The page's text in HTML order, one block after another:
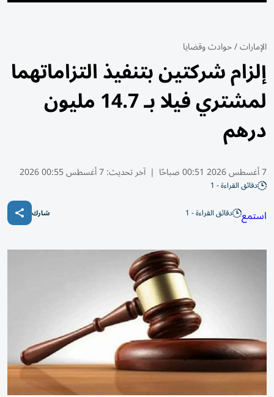
الإمارات/حوادث وقضايا
إلزام شركتين بتنفيذ التزاماتهما
لمشتري فيلا بـ 14.7 مليون
درهم
7 أغسطس 2026 00:51 صباحًا | آخر تحديث:7 أغسطس 00:55 2026
دقائق القراءة - 1
استمع دقائق القراءة - 1 شارك